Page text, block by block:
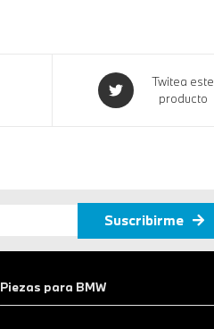
Twitea este
producto
Suscribirme
Piezas para BMW